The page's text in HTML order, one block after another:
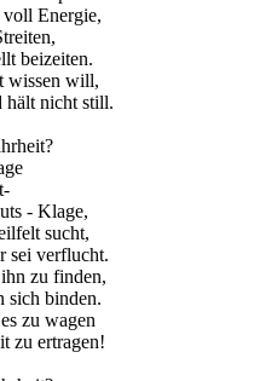
Energie,
beizeiten.
wissen will,
hält nicht still.
- Klage,
sucht,
sei verflucht.
zu finden,
sich binden.
zu wagen
zu ertragen!